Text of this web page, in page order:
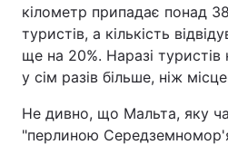
Тема оформлення
кілометр припадає понад
туристів, а кількість
ще на 20%. Наразі туристів
у сім разів більше, ніж
Не дивно, що Мальта, яку
"перлиною